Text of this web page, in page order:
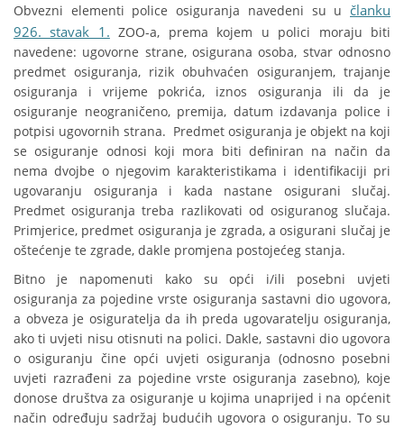
Obvezni elementi police osiguranja navedeni su u članku
926. stavak 1. ZOO-a, prema kojem u polici moraju biti
navedene: ugovorne strane, osigurana osoba, stvar odnosno
predmet osiguranja, rizik obuhvaćen osiguranjem, trajanje
osiguranja i vrijeme pokrića, iznos osiguranja ili da je
osiguranje neograničeno, premija, datum izdavanja police i
potpisi ugovornih strana. Predmet osiguranja je objekt na koji
se osiguranje odnosi koji mora biti definiran na način da
nema dvojbe o njegovim karakteristikama i identifikaciji pri
ugovaranju osiguranja i kada nastane osigurani slučaj.
Predmet osiguranja treba razlikovati od osiguranog slučaja.
Primjerice, predmet osiguranja je zgrada, a osigurani slučaj je
oštećenje te zgrade, dakle promjena postojećeg stanja.
Bitno je napomenuti kako su opći i/ili posebni uvjeti
osiguranja za pojedine vrste osiguranja sastavni dio ugovora,
a obveza je osiguratelja da ih preda ugovaratelju osiguranja,
ako ti uvjeti nisu otisnuti na polici. Dakle, sastavni dio ugovora
o osiguranju čine opći uvjeti osiguranja (odnosno posebni
uvjeti razrađeni za pojedine vrste osiguranja zasebno), koje
donose društva za osiguranje u kojima unaprijed i na općenit
način određuju sadržaj budućih ugovora o osiguranju. To su